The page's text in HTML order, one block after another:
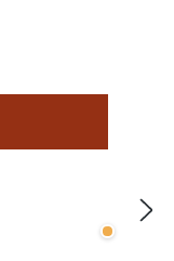
Wenige